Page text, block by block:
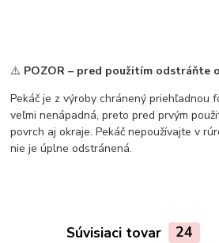
⚠️ POZOR – pred použitím odstráňte
Pekáč je z výroby chránený priehľadnou
veľmi nenápadná, preto pred prvým
povrch aj okraje. Pekáč nepoužívajte v
nie je úplne odstránená.
Súvisiaci tovar 24